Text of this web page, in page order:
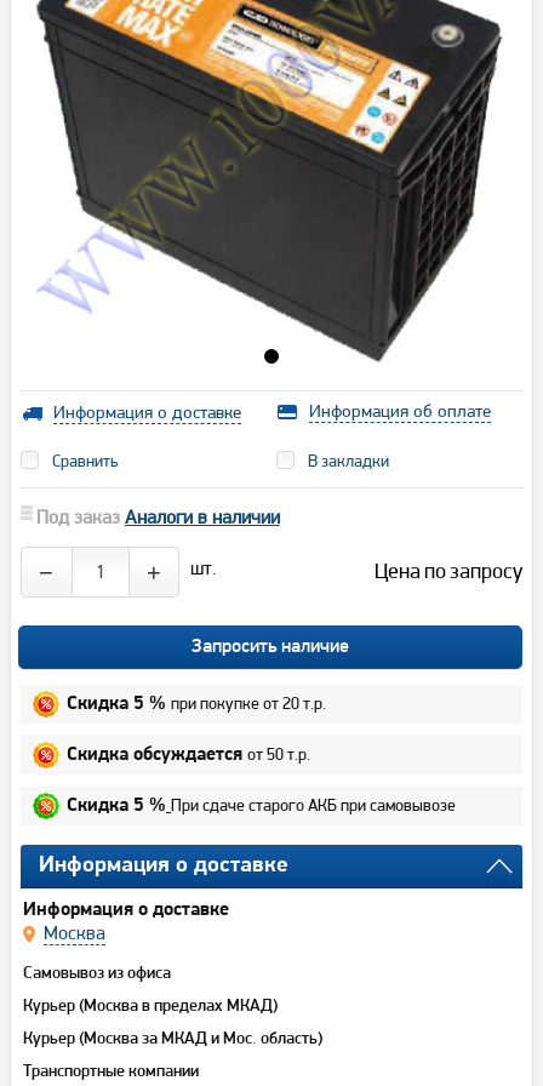
Информация о доставке Информация об оплате
Сравнить В закладки
Под заказ Аналоги в наличии
− + шт. Цена по запросу
Запросить наличие
Скидка 5 % при покупке от 20 т.р.
Скидка обсуждается от 50 т.р.
Скидка 5 % При сдаче старого АКБ при самовывозе
Информация о доставке
Информация о доставке
Москва
Самовывоз из офиса
Курьер (Москва в пределах МКАД)
Курьер (Москва за МКАД и Мос. область)
Транспортные компании